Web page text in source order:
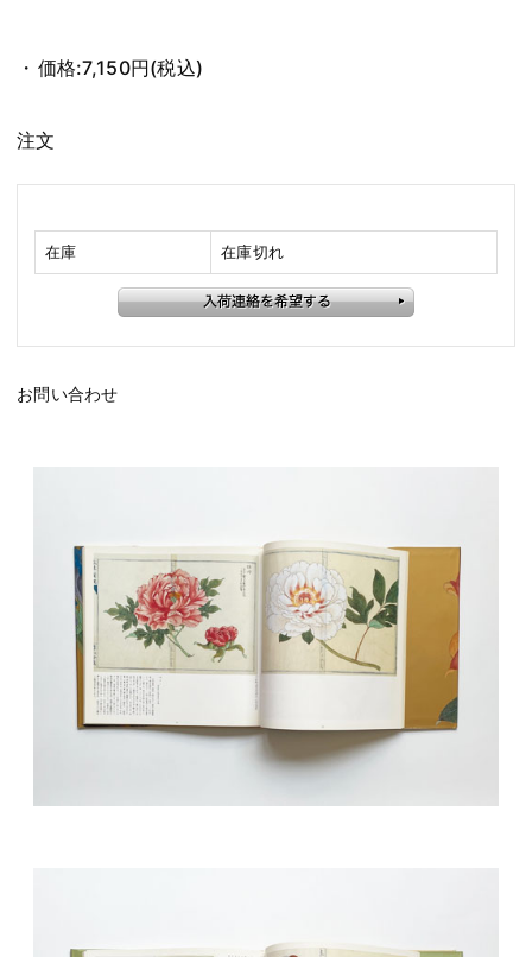
価格:7,150円(税込)
注文
在庫 在庫切れ
お問い合わせ